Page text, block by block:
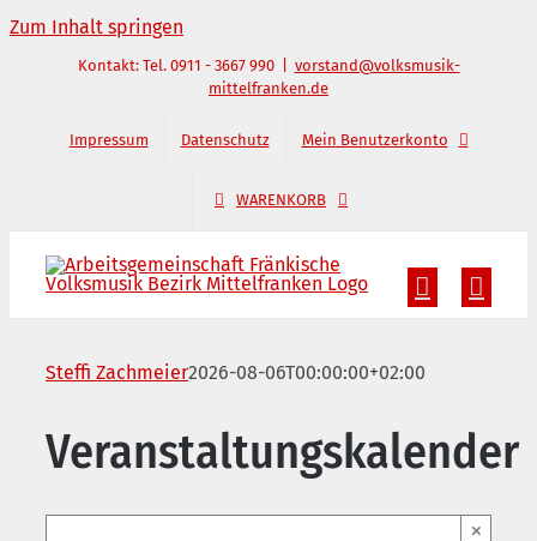
Zum Inhalt springen
Kontakt: Tel. 0911 - 3667 990
vorstand@volksmusik-
mittelfranken.de
Impressum Datenschutz Mein Benutzerkonto
WARENKORB
Steffi Zachmeier2026-08-06T00:00:00+02:00
Veranstaltungskalender
×